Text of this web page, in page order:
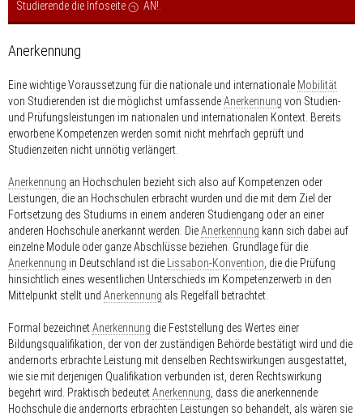
Studierende die Infoseite
AN!
Anerkennung
Eine wichtige Voraussetzung für die nationale und internationale Mobilität
von Studierenden ist die möglichst umfassendeAnerkennung von Studien-
und Prüfungsleistungen im nationalen und internationalen Kontext. Bereits
erworbene Kompetenzen werden somit nicht mehrfach geprüft und
Studienzeiten nicht unnötig verlängert.
Anerkennung an Hochschulen bezieht sich also auf Kompetenzen oder
Leistungen, die an Hochschulen erbracht wurden und die mit dem Ziel der
Fortsetzung des Studiums in einem anderen Studiengang oder an einer
anderen Hochschule anerkannt werden. DieAnerkennung kann sich dabei auf
einzelne Module oder ganze Abschlüsse beziehen. Grundlage für die
Anerkennung in Deutschland ist die Lissabon-Konvention , die die Prüfung
hinsichtlich eines wesentlichen Unterschieds im Kompetenzerwerb in den
Mittelpunkt stellt und Anerkennung als Regelfall betrachtet.
Formal bezeichnetAnerkennung die Feststellung des Wertes einer
Bildungsqualifikation, der von der zuständigen Behörde bestätigt wird und die
andernorts erbrachte Leistung mit denselben Rechtswirkungen ausgestattet,
wie sie mit derjenigen Qualifikation verbunden ist, deren Rechtswirkung
begehrt wird. Praktisch bedeutetAnerkennung , dass die anerkennende
Hochschule die andernorts erbrachten Leistungen so behandelt, als wären sie